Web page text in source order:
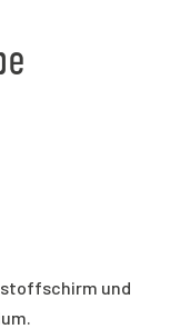
und